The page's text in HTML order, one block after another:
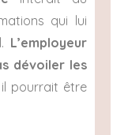
qui lui
L’employeur
dévoiler les
pourrait être